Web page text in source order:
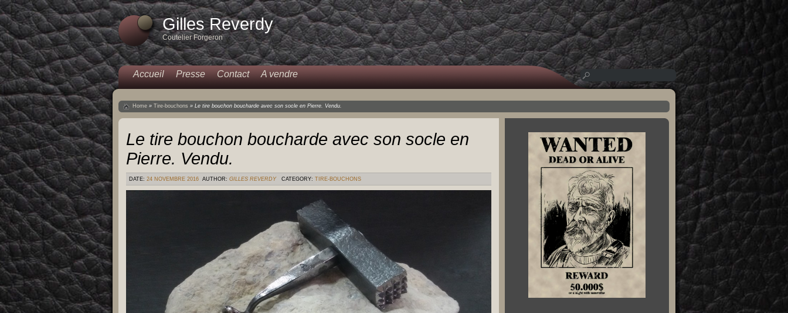
Gilles Reverdy
Coutelier Forgeron
Accueil Presse Contact A vendre
Home » Tire-bouchons » Le tire bouchon boucharde avec son socle en Pierre. Vendu.
Le tire bouchon boucharde avec son socle en
Pierre. Vendu.
DATE: 24 NOVEMBRE 2016 AUTHOR: GILLES REVERDY CATEGORY: TIRE-BOUCHONS